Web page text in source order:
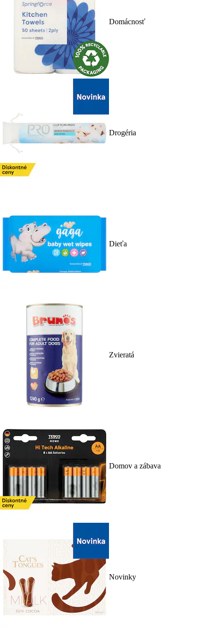
Domácnosť
Drogéria
Dieťa
Zvieratá
Domov a zábava
Novinky